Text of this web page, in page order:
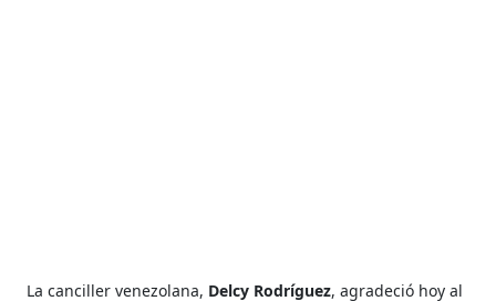
La canciller venezolana, Delcy Rodríguez, agradeció hoy al